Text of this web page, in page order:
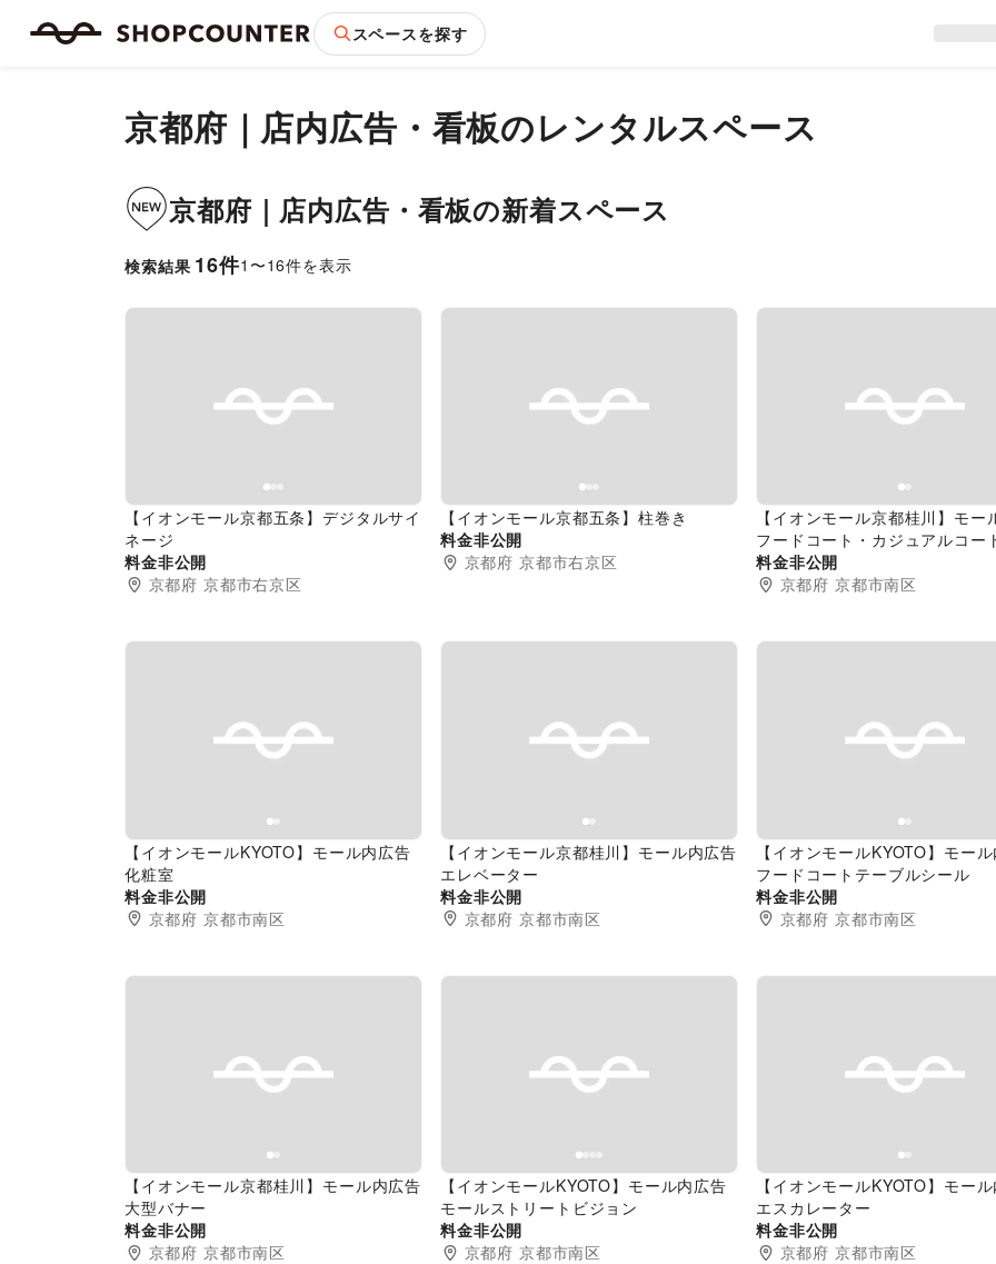
スペースを探す
京都府 ｜ 店内広告・看板のレンタルスペース
京都府 ｜ 店内広告・看板の新着スペース
検索結果 16件1 〜16件を表示
Previous slide
【イオンモール京都五条】デジタルサイ
ネージ
料金非公開
京都府 京都市右京区
Previous slide
【イオンモール京都五条】柱巻き
料金非公開
京都府 京都市右京区
Previous slide
【イオンモール京都桂川】モー
フードコート・カジュアルコー
料金非公開
京都府 京都市南区
Previous slide
【イオンモールKYOTO】モール内広告
化粧室
料金非公開
京都府 京都市南区
Previous slide
【イオンモール京都桂川】モール内広告
エレベーター
料金非公開
京都府 京都市南区
Previous slide
【イオンモールKYOTO】モー
フードコートテーブルシール
料金非公開
京都府 京都市南区
Previous slide
【イオンモール京都桂川】モール内広告
大型バナー
料金非公開
京都府 京都市南区
Previous slide
【イオンモールKYOTO】モール内広告
モールストリートビジョン
料金非公開
京都府 京都市南区
Previous slide
【イオンモールKYOTO】モー
エスカレーター
料金非公開
京都府 京都市南区